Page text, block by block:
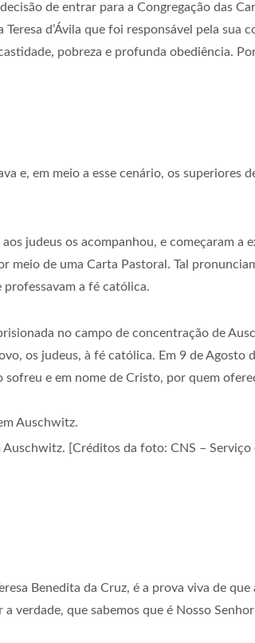
de entrar para a Congregação das
d’Ávila que foi responsável pela sua
pobreza e profunda obediência.
e, em meio a esse cenário, os superiores
judeus os acompanhou, e começaram a
de uma Carta Pastoral. Tal
professavam a fé católica.
no campo de concentração de
os judeus, à fé católica. Em 9 de Agosto
e em nome de Cristo, por quem
[Créditos da foto: CNS – Serviço
Benedita da Cruz, é a prova viva de
verdade, que sabemos que é Nosso